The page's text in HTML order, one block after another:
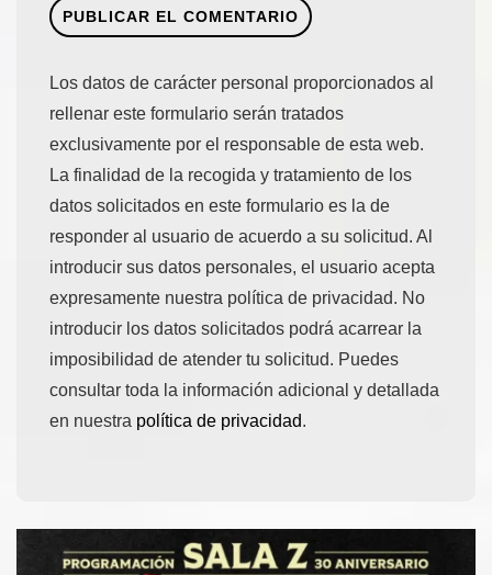
Los datos de carácter personal proporcionados al
rellenar este formulario serán tratados
exclusivamente por el responsable de esta web.
La finalidad de la recogida y tratamiento de los
datos solicitados en este formulario es la de
responder al usuario de acuerdo a su solicitud. Al
introducir sus datos personales, el usuario acepta
expresamente nuestra política de privacidad. No
introducir los datos solicitados podrá acarrear la
imposibilidad de atender tu solicitud. Puedes
consultar toda la información adicional y detallada
en nuestra política de privacidad.